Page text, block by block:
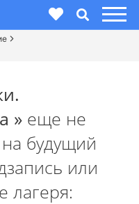
» еще не
будущий
или
лагеря: